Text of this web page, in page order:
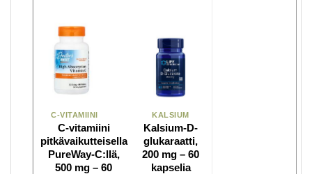
C-VITAMIINI
C-vitamiini
pitkävaikutteisella
PureWay-C:llä,
500 mg – 60
KALSIUM
Kalsium-D-
glukaraatti,
200 mg – 60
kapselia